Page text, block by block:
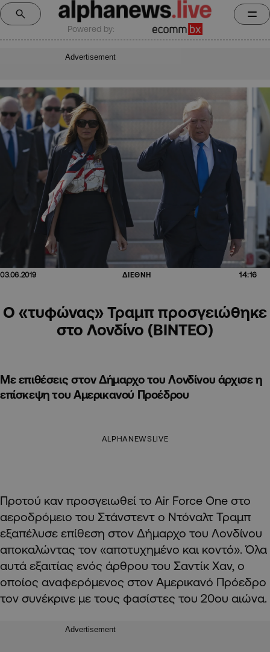
Powered by:
Advertisement
03.06.2019 ΔΙΕΘΝΗ 14:16
Ο «τυφώνας» Τραμπ προσγειώθηκε
στο Λονδίνο (ΒΙΝΤΕΟ)
Με επιθέσεις στον Δήμαρχο του Λονδίνου άρχισε η
επίσκεψη του Αμερικανού Προέδρου
ALPHANEWSLIVE
Προτού καν προσγειωθεί το Air Force One στο
αεροδρόμειο του Στάνστεντ ο Ντόναλτ Τραμπ
εξαπέλυσε επίθεση στον Δήμαρχο του Λονδίνου
αποκαλώντας τον «αποτυχημένο και κοντό». Όλα
αυτά εξαιτίας ενός άρθρου του Σαντίκ Χαν, ο
οποίος αναφερόμενος στον Αμερικανό Πρόεδρο
τον συνέκρινε με τους φασίστες του 20ου αιώνα.
Advertisement